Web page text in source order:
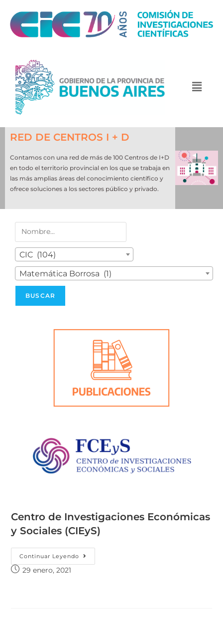
RED DE CENTROS I + D
Contamos con una red de más de 100 Centros de I+D
en todo el territorio provincial en los que se trabaja en
las más amplias áreas del conocimiento científico y
ofrece soluciones a los sectores público y privado.
CIC (104)
Matemática Borrosa (1)
Centro de Investigaciones Económicas
y Sociales (CIEyS)
Continuar Leyendo
29 enero, 2021